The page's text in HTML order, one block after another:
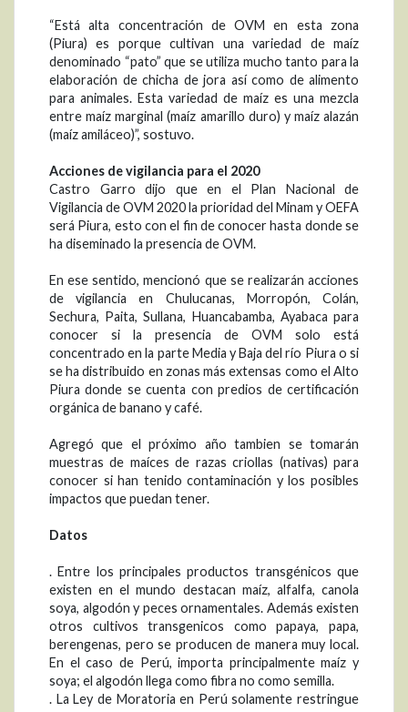
“Está alta concentración de OVM en esta zona
(Piura) es porque cultivan una variedad de maíz
denominado “pato” que se utiliza mucho tanto para la
elaboración de chicha de jora así como de alimento
para animales. Esta variedad de maíz es una mezcla
entre maíz marginal (maíz amarillo duro) y maíz alazán
(maíz amiláceo)”, sostuvo.
Acciones de vigilancia para el 2020
Castro Garro dijo que en el Plan Nacional de
Vigilancia de OVM 2020 la prioridad del Minam y OEFA
será Piura, esto con el fin de conocer hasta donde se
ha diseminado la presencia de OVM.
En ese sentido, mencionó que se realizarán acciones
de vigilancia en Chulucanas, Morropón, Colán,
Sechura, Paita, Sullana, Huancabamba, Ayabaca para
conocer si la presencia de OVM solo está
concentrado en la parte Media y Baja del río Piura o si
se ha distribuido en zonas más extensas como el Alto
Piura donde se cuenta con predios de certificación
orgánica de banano y café.
Agregó que el próximo año tambien se tomarán
muestras de maíces de razas criollas (nativas) para
conocer si han tenido contaminación y los posibles
impactos que puedan tener.
Datos
. Entre los principales productos transgénicos que
existen en el mundo destacan maíz, alfalfa, canola
soya, algodón y peces ornamentales. Además existen
otros cultivos transgenicos como papaya, papa,
berengenas, pero se producen de manera muy local.
En el caso de Perú, importa principalmente maíz y
soya; el algodón llega como fibra no como semilla.
. La Ley de Moratoria en Perú solamente restringue